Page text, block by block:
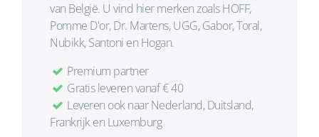
van België. U vind hier merken zoals HOFF,
Pomme D'or, Dr. Martens, UGG, Gabor, Toral,
Nubikk, Santoni en Hogan.
Premium partner
Gratis leveren vanaf € 40
Leveren ook naar Nederland, Duitsland,
Frankrijk en Luxemburg